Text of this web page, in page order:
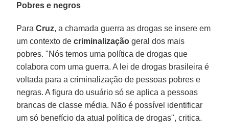
Pobres e negros
ParaCruz, a chamada guerra as drogas se insere em
um contexto decriminalização geral dos mais
pobres. "Nós temos uma política de drogas que
colabora com uma guerra. A lei de drogas brasileira é
voltada para a criminalização de pessoas pobres e
negras. A figura do usuário só se aplica a pessoas
brancas de classe média. Não é possível identificar
um só benefício da atual política de drogas", critica.